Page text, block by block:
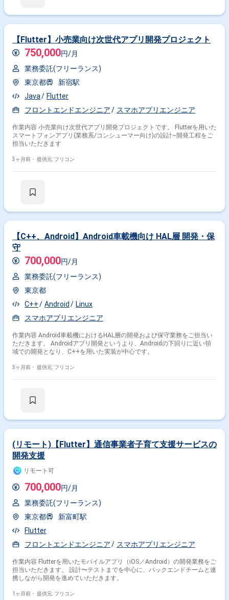
【Flutter】小売業向け次世代アプリ開発プロジェクト
750,000円/月
業務委託(フリーランス)
東京都
新宿駅
Java
Flutter
フロントエンドエンジニア
スマホアプリエンジニア
作業内容 小売業向け次世代アプリ開発プロジェクトです。 Flutterを用いた
スマートフォンアプリ(業務系/コンシューマー向け)の設計~開発工程をご
担当いただきます
3ヶ月前・ 提供元: フリコン
【C++、Android】Android車載機向け HAL層 開発・保
守
700,000円/月
業務委託(フリーランス)
東京都
C++
Android
Linux
スマホアプリエンジニア
作業内容 Android車載機におけるHAL層の開発および保守業務をご担当い
ただきます。 Androidアプリ開発というより、Androidの下回りに近い領
域での開発となり、C++を用いた実装が中心です。
3ヶ月前・ 提供元: フリコン
(リモート)【Flutter】通信事業者子育て支援サービスの
開発支援
リモート可
700,000円/月
業務委託(フリーランス)
東京都
新富町駅
Flutter
フロントエンドエンジニア
スマホアプリエンジニア
作業内容 Flutterを用いたモバイルアプリ（iOS／Android）の開発業務をご
担当いただきます。 設計〜テストまでを中心に、バックエンドチームと連
携しながら開発を進めていただきます。
1ヶ月前・ 提供元: フリコン